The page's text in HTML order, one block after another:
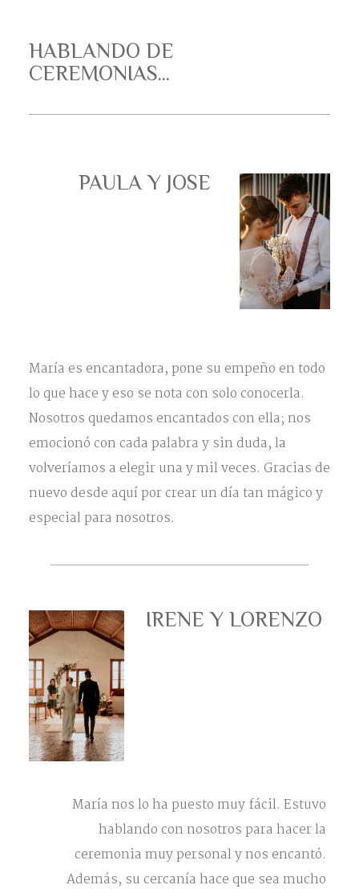
HABLANDO DE
CEREMONIAS...
PAULA Y JOSE
María es encantadora, pone su empeño en todo
lo que hace y eso se nota con solo conocerla.
Nosotros quedamos encantados con ella; nos
emocionó con cada palabra y sin duda, la
volveríamos a elegir una y mil veces. Gracias de
nuevo desde aquí por crear un día tan mágico y
especial para nosotros.
IRENE Y LORENZO
María nos lo ha puesto muy fácil. Estuvo
hablando con nosotros para hacer la
ceremonia muy personal y nos encantó.
Además, su cercanía hace que sea mucho